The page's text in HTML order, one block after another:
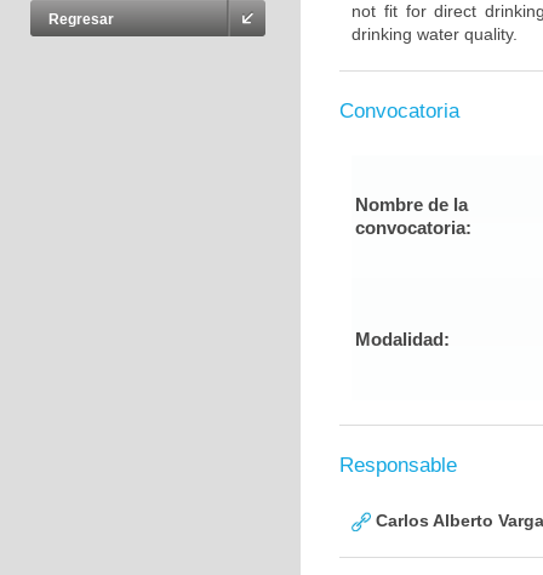
Regresar
not fit for direct
drinking water quality.
Convocatoria
Nombre de la
convocatoria:
Modalidad:
Responsable
Carlos Alberto